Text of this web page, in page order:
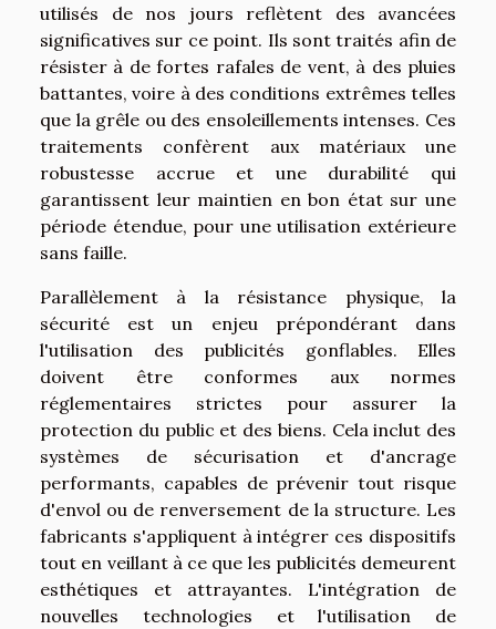
utilisés de nos jours reflètent des avancées
significatives sur ce point. Ils sont traités afin de
résister à de fortes rafales de vent, à des pluies
battantes, voire à des conditions extrêmes telles
que la grêle ou des ensoleillements intenses. Ces
traitements confèrent aux matériaux une
robustesse accrue et une durabilité qui
garantissent leur maintien en bon état sur une
période étendue, pour une utilisation extérieure
sans faille.
Parallèlement à la résistance physique, la
sécurité est un enjeu prépondérant dans
l'utilisation des publicités gonflables. Elles
doivent être conformes aux normes
réglementaires strictes pour assurer la
protection du public et des biens. Cela inclut des
systèmes de sécurisation et d'ancrage
performants, capables de prévenir tout risque
d'envol ou de renversement de la structure. Les
fabricants s'appliquent à intégrer ces dispositifs
tout en veillant à ce que les publicités demeurent
esthétiques et attrayantes. L'intégration de
nouvelles technologies et l'utilisation de